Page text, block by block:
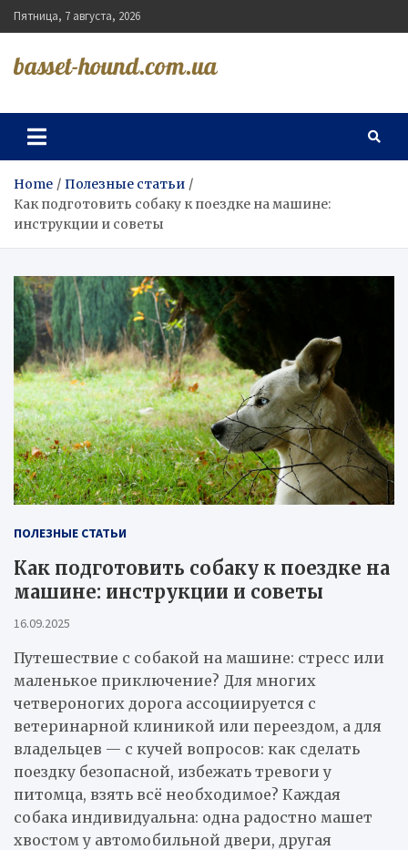
Skip
to
Пятница, 7 августа, 2026
basset-hound.com.ua
Home
Полезные статьи
Как подготовить собаку к поездке на машине:
инструкции и советы
ПОЛЕЗНЫЕ СТАТЬИ
Как подготовить собаку к поездке на
машине: инструкции и советы
16.09.2025
Путешествие с собакой на машине: стресс или
маленькое приключение? Для многих
четвероногих дорога ассоциируется с
ветеринарной клиникой или переездом, а для
владельцев — с кучей вопросов: как сделать
поездку безопасной, избежать тревоги у
питомца, взять всё необходимое? Каждая
собака индивидуальна: одна радостно машет
хвостом у автомобильной двери, другая